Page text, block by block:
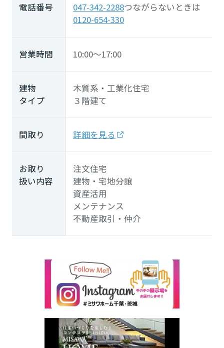
電話番号 047-342-2288つながらないときは
0120-654-330
営業時間 10:00～17:00
建物
タイプ
木質系・工業化住宅
３階建て
間取り 詳細を見る
お取り
扱い内容
注文住宅
建物・宅地分譲
資産活用
メンテナンス
不動産取引・仲介